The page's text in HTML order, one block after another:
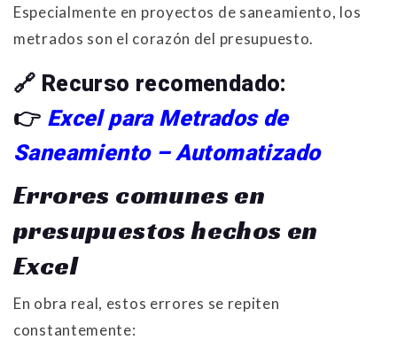
Especialmente en proyectos de saneamiento, los
metrados son el corazón del presupuesto.
🔗 Recurso recomendado:
👉 Excel para Metrados de
Saneamiento – Automatizado
Errores comunes en
presupuestos hechos en
Excel
En obra real, estos errores se repiten
constantemente: